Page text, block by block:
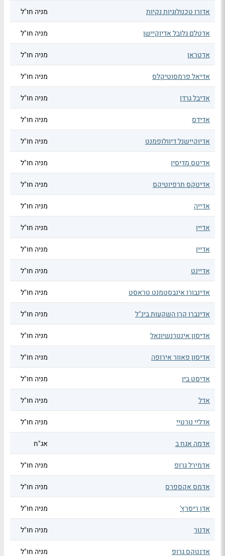
אדורו טכנולוגיות נקיות מניה חו"ל
אדטלם גלובל אדיוקיישן מניה חו"ל
אדטראן מניה חו"ל
אדיאל פרמסוטיקלס מניה חו"ל
אדיבל גרדן מניה חו"ל
אדידס מניה חו"ל
אדיוקיישנל דיוולופמנט מניה חו"ל
אדיטס מדיסין מניה חו"ל
אדיטקס תרפיוטיקס מניה חו"ל
אדייה מניה חו"ל
אדיין מניה חו"ל
אדיין מניה חו"ל
אדיינט מניה חו"ל
אדינבורו אינבסטמנט טראסט מניה חו"ל
אדינברו קרן השקעות בינ"ל מניה חו"ל
אדיסון אינטרנשיונאל מניה חו"ל
אדיסון פאוור אירופה מניה חו"ל
אדיסט ביו מניה חו"ל
אדל מניה חו"ל
אדליי נורטיי מניה חו"ל
אדמה אגח ב אג"ח
אדמירל גרופ מניה חו"ל
אדמס אקספרס מניה חו"ל
אדן ריסרץ' מניה חו"ל
אדנור מניה חו"ל
אדנטקס גרופ מניה חו"ל